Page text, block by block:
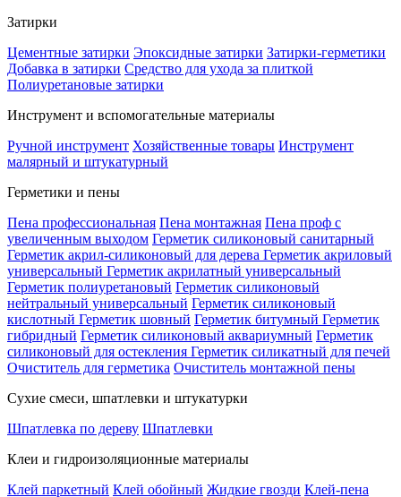
Затирки
Цементные затирки Эпоксидные затирки Затирки-герметики
Добавка в затирки Средство для ухода за плиткой
Полиуретановые затирки
Инструмент и вспомогательные материалы
Ручной инструмент Хозяйственные товары Инструмент
малярный и штукатурный
Герметики и пены
Пена профессиональная Пена монтажная Пена проф с
увеличенным выходом Герметик силиконовый санитарный
Герметик акрил-силиконовый для дерева Герметик акриловый
универсальный Герметик акрилатный универсальный
Герметик полиуретановый Герметик силиконовый
нейтральный универсальный Герметик силиконовый
кислотный Герметик шовный Герметик битумный Герметик
гибридный Герметик силиконовый аквариумный Герметик
силиконовый для остекления Герметик силикатный для печей
Очиститель для герметика Очиститель монтажной пены
Сухие смеси, шпатлевки и штукатурки
Шпатлевка по дереву Шпатлевки
Клеи и гидроизоляционные материалы
Клей паркетный Клей обойный Жидкие гвозди Клей-пена